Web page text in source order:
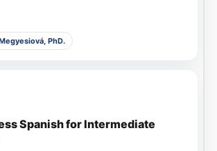
PhD.
Spanish for Intermediate